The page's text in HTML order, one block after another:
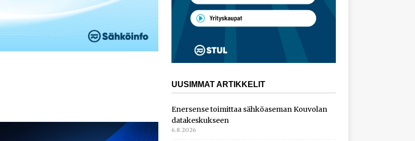
UUSIMMAT ARTIKKELIT
Enersense toimittaa sähköaseman Kouvolan
datakeskukseen
6.8.2026